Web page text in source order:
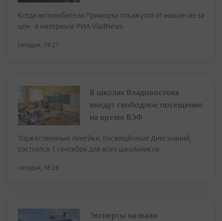
Когда автолюбители Приморья откажутся от машин из-за
цен - в материале РИА VladNews
сегодня, 19:27
В школах Владивостока
введут свободное посещение
на время ВЭФ
Торжественные линейки, посвящённые Дню знаний,
состоятся 1 сентября для всех школьников
сегодня, 18:26
Эксперты назвали